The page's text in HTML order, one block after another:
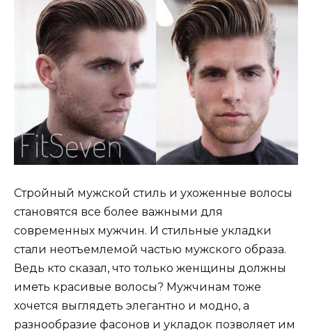
Стройный мужской стиль и ухоженные волосы
становятся все более важными для
современных мужчин. И стильные укладки
стали неотъемлемой частью мужского образа.
Ведь кто сказал, что только женщины должны
иметь красивые волосы? Мужчинам тоже
хочется выглядеть элегантно и модно, а
разнообразие фасонов и укладок позволяет им